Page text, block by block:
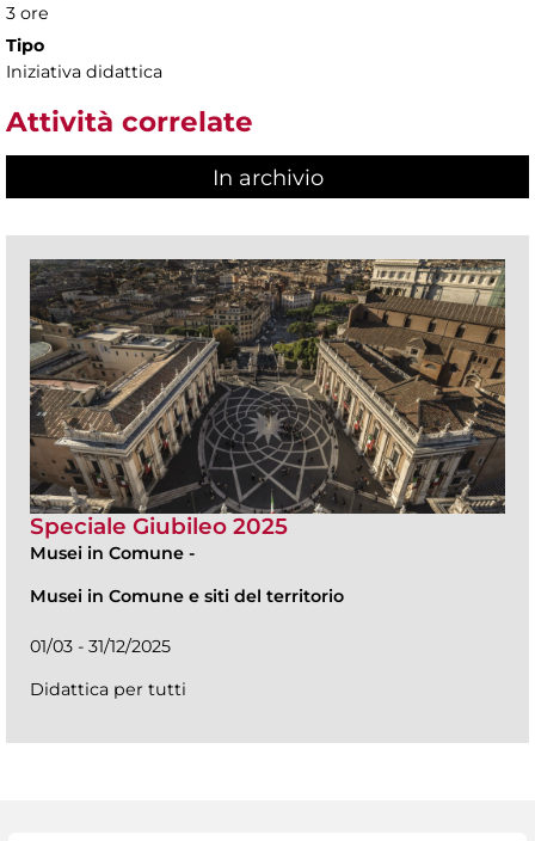
3 ore
Tipo
Iniziativa didattica
Attività correlate
In archivio
Speciale Giubileo 2025
Musei in Comune -
Musei in Comune e siti del territorio
01/03 - 31/12/2025
Didattica per tutti